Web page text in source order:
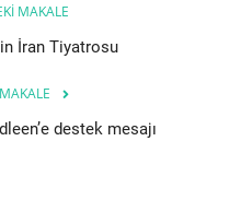
MAKALE
İran Tiyatrosu
destek mesajı